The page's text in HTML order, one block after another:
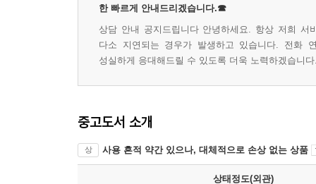
한 빠르게 안내드리겠습니다.☎
상담 안내 공지드립니다 안녕하세요. 항상 저희 서
다소 지연되는 경우가 발생하고 있습니다. 전화
성실하게 응대해드릴 수 있도록 더욱 노력하겠습니
중고도서 소개
상 사용 흔적 약간 있으나, 대체적으로 손상 없는 상품
상태정도(외관)